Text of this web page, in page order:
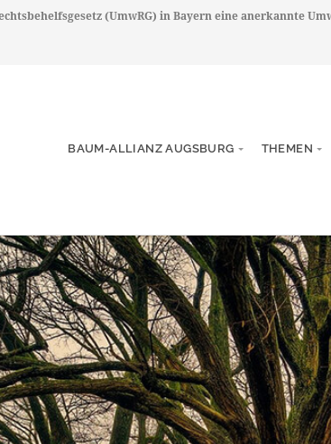
(UmwRG) in Bayern eine anerkannte
BAUM-ALLIANZ AUGSBURG THEMEN